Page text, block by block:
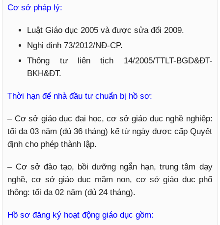
Cơ sở pháp lý:
Luật Giáo dục 2005 và được sửa đổi 2009.
Nghị định 73/2012/NĐ-CP.
Thông tư liên tịch 14/2005/TTLT-BGD&ĐT-
BKH&ĐT.
Thời hạn để nhà đầu tư chuẩn bị hồ sơ:
– Cơ sở giáo dục đại học, cơ sở giáo dục nghề nghiệp:
tối đa 03 năm (đủ 36 tháng) kể từ ngày được cấp Quyết
định cho phép thành lập.
– Cơ sở đào tạo, bồi dưỡng ngắn hạn, trung tâm dạy
nghề, cơ sở giáo dục mầm non, cơ sở giáo dục phổ
thông: tối đa 02 năm (đủ 24 tháng).
Hồ sơ đăng ký hoạt động giáo dục gồm: